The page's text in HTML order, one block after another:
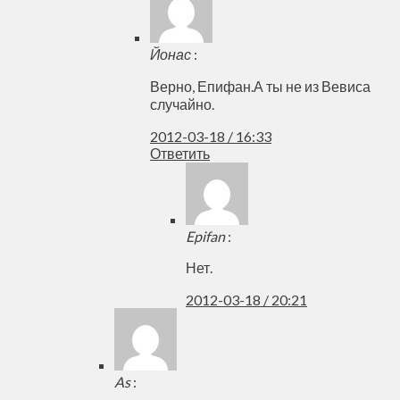
Йонас :
Верно, Епифан.А ты не из Вевиса
случайно.
2012-03-18 / 16:33
Ответить
Epifan :
Нет.
2012-03-18 / 20:21
As :